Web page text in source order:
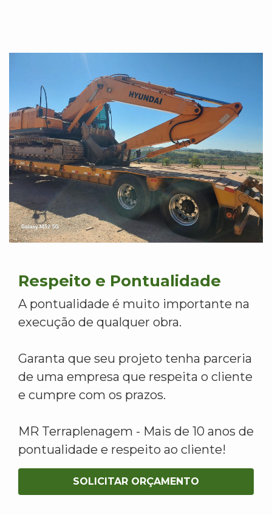
Respeito e Pontualidade
A pontualidade é muito importante na
execução de qualquer obra.
Garanta que seu projeto tenha parceria
de uma empresa que respeita o cliente
e cumpre com os prazos.
MR Terraplenagem - Mais de 10 anos de
pontualidade e respeito ao cliente!
SOLICITAR ORÇAMENTO